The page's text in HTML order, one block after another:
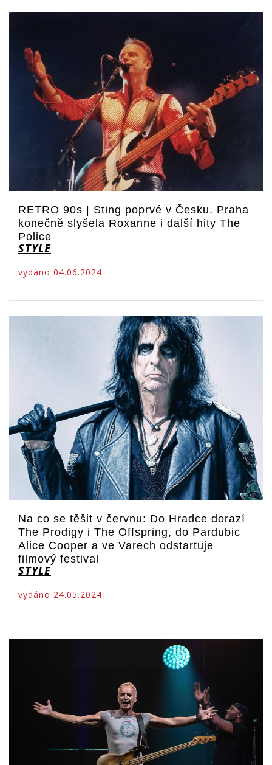
RETRO 90s | Sting poprvé v Česku. Praha
konečně slyšela Roxanne i další hity The
Police
STYLE
vydáno 04.06.2024
Na co se těšit v červnu: Do Hradce dorazí
The Prodigy i The Offspring, do Pardubic
Alice Cooper a ve Varech odstartuje
filmový festival
STYLE
vydáno 24.05.2024